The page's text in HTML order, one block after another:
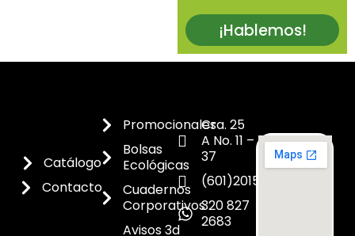
¡Hablemos!
Catálogo
Contacto
Promocionales
Bolsas
Ecológicas
Cuadernos
Corporativos
Avisos 3d
Cra. 25
A No. 11 –
37
(601)2015300
320 827
2683